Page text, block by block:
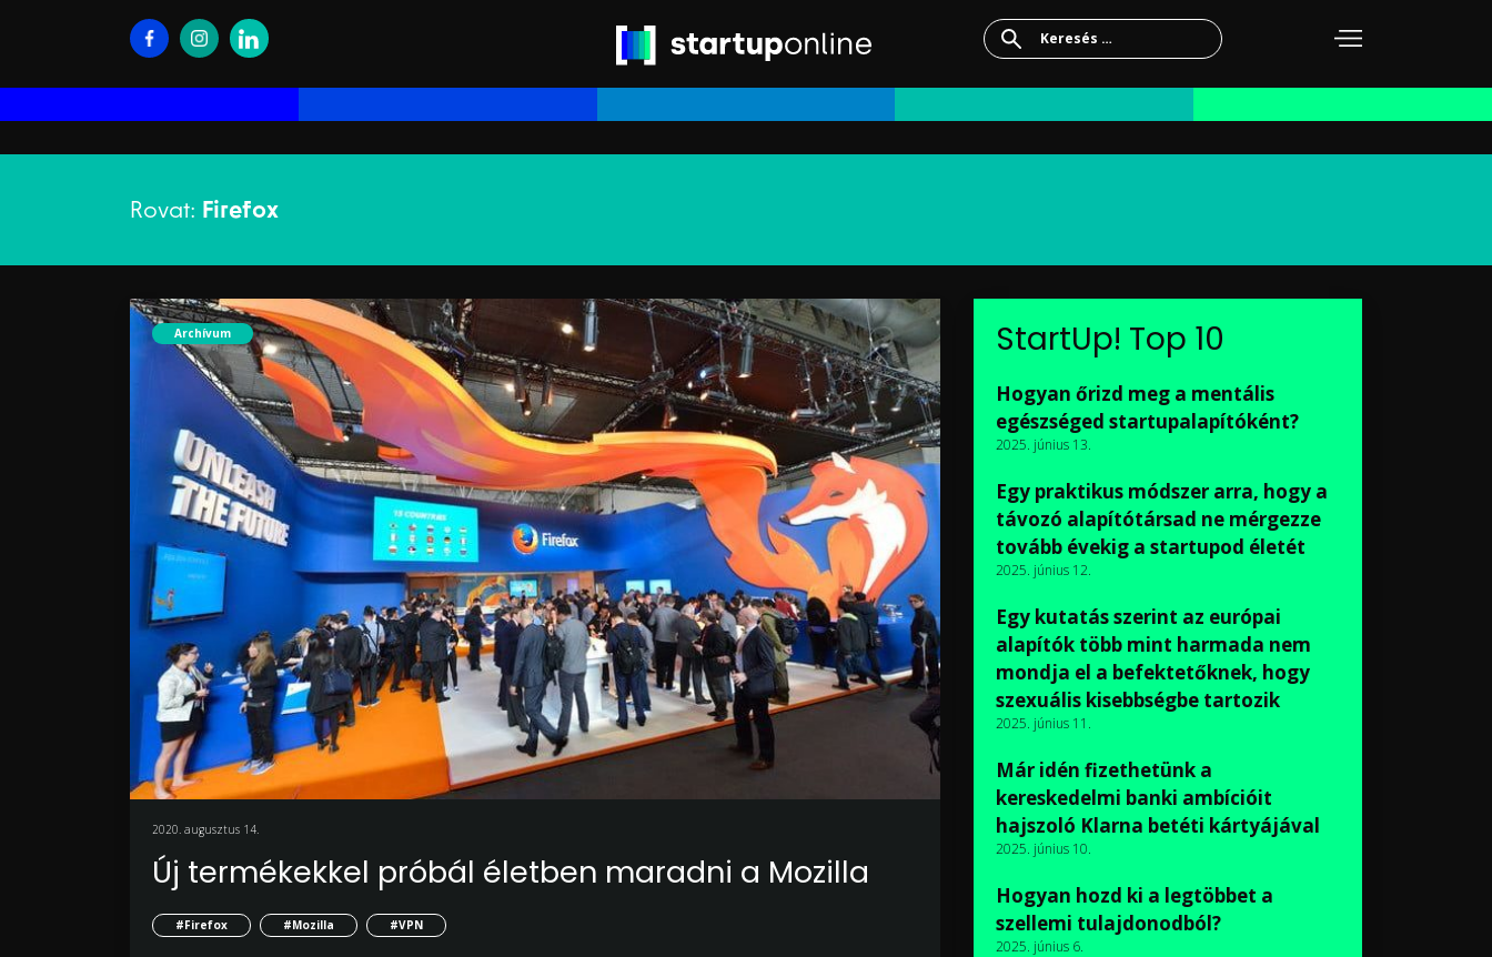
Keresés:
Rovat: Firefox
Archívum
2020. augusztus 14.
Új termékekkel próbál életben maradni a Mozilla
#Firefox #Mozilla #VPN
StartUp! Top 10
Hogyan őrizd meg a mentális
egészséged startupalapítóként?
2025. június 13.
Egy praktikus módszer arra, hogy a
távozó alapítótársad ne mérgezze
tovább évekig a startupod életét
2025. június 12.
Egy kutatás szerint az európai
alapítók több mint harmada nem
mondja el a befektetőknek, hogy
szexuális kisebbségbe tartozik
2025. június 11.
Már idén fizethetünk a
kereskedelmi banki ambícióit
hajszoló Klarna betéti kártyájával
2025. június 10.
Hogyan hozd ki a legtöbbet a
szellemi tulajdonodból?
2025. június 6.